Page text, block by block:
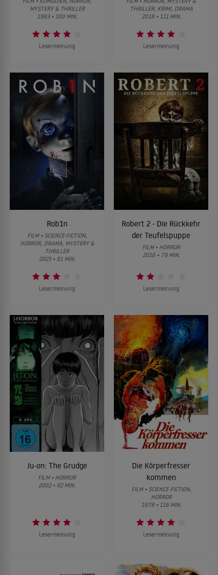
MYSTERY & THRILLER
1983 • 100 MIN.
Lesermeinung
THRILLER, KRIMI, DRAMA
2018 • 111 MIN.
Lesermeinung
Rob1n
FILM • SCIENCE-FICTION,
HORROR, DRAMA, MYSTERY &
THRILLER
2025 • 91 MIN.
Lesermeinung
Robert 2 - Die Rückkehr
der Teufelspuppe
FILM • HORROR
2016 • 79 MIN.
Lesermeinung
Ju-on: The Grudge
FILM • HORROR
2002 • 92 MIN.
Lesermeinung
Die Körperfresser
kommen
FILM • SCIENCE-FICTION,
HORROR
1978 • 116 MIN.
Lesermeinung